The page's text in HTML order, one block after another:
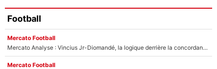
Football
Mercato Football
Mercato Analyse : Vincius Jr-Diomandé, la logique derrière la concordance des temps
Mercato Football